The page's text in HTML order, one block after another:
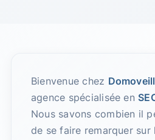
Bienvenue chez
agence spécialisée en
Nous savons combien il
de se faire remarquer sur